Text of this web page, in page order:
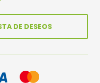
DE DESEOS